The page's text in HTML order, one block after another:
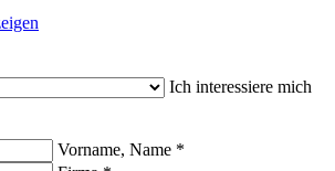
Ich interessiere mich
Vorname, Name *